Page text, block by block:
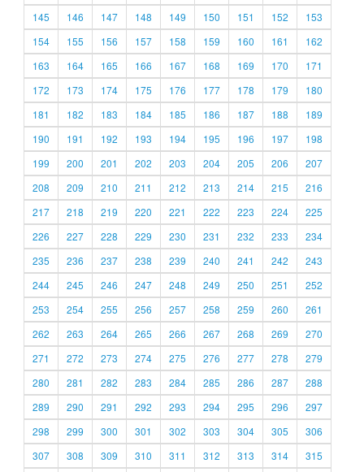
145
146 147 148 149 150 151 152
153
154
155 156 157 158 159 160 161
162
163
164 165 166 167 168 169 170
171
172
173 174 175 176 177 178 179
180
181
182 183 184 185 186 187 188
189
190
191 192 193 194 195 196 197
198
199
200 201 202 203 204 205 206
207
208
209 210 211 212 213 214 215
216
217
218 219 220 221 222 223 224
225
226
227 228 229 230 231 232 233
234
235
236 237 238 239 240 241 242
243
244
245 246 247 248 249 250 251
252
253
254 255 256 257 258 259 260
261
262
263 264 265 266 267 268 269
270
271
272 273 274 275 276 277 278
279
280
281 282 283 284 285 286 287
288
289
290 291 292 293 294 295 296
297
298
299 300 301 302 303 304 305
306
307
308 309 310 311 312 313 314 315